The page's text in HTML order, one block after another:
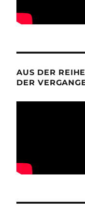
AUS DER REIHE
ER